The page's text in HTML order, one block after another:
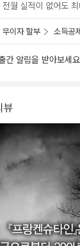
월 실적이 없어도
무이자 할부 소득공
간 알림을 받아보세요
뷰